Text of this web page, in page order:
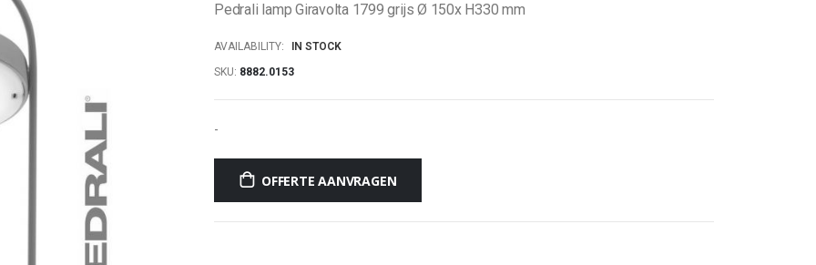
Pedrali lamp Giravolta 1799 grijs Ø 150x H330 mm
AVAILABILITY:
IN STOCK
SKU 8882.0153
-
OFFERTE AANVRAGEN